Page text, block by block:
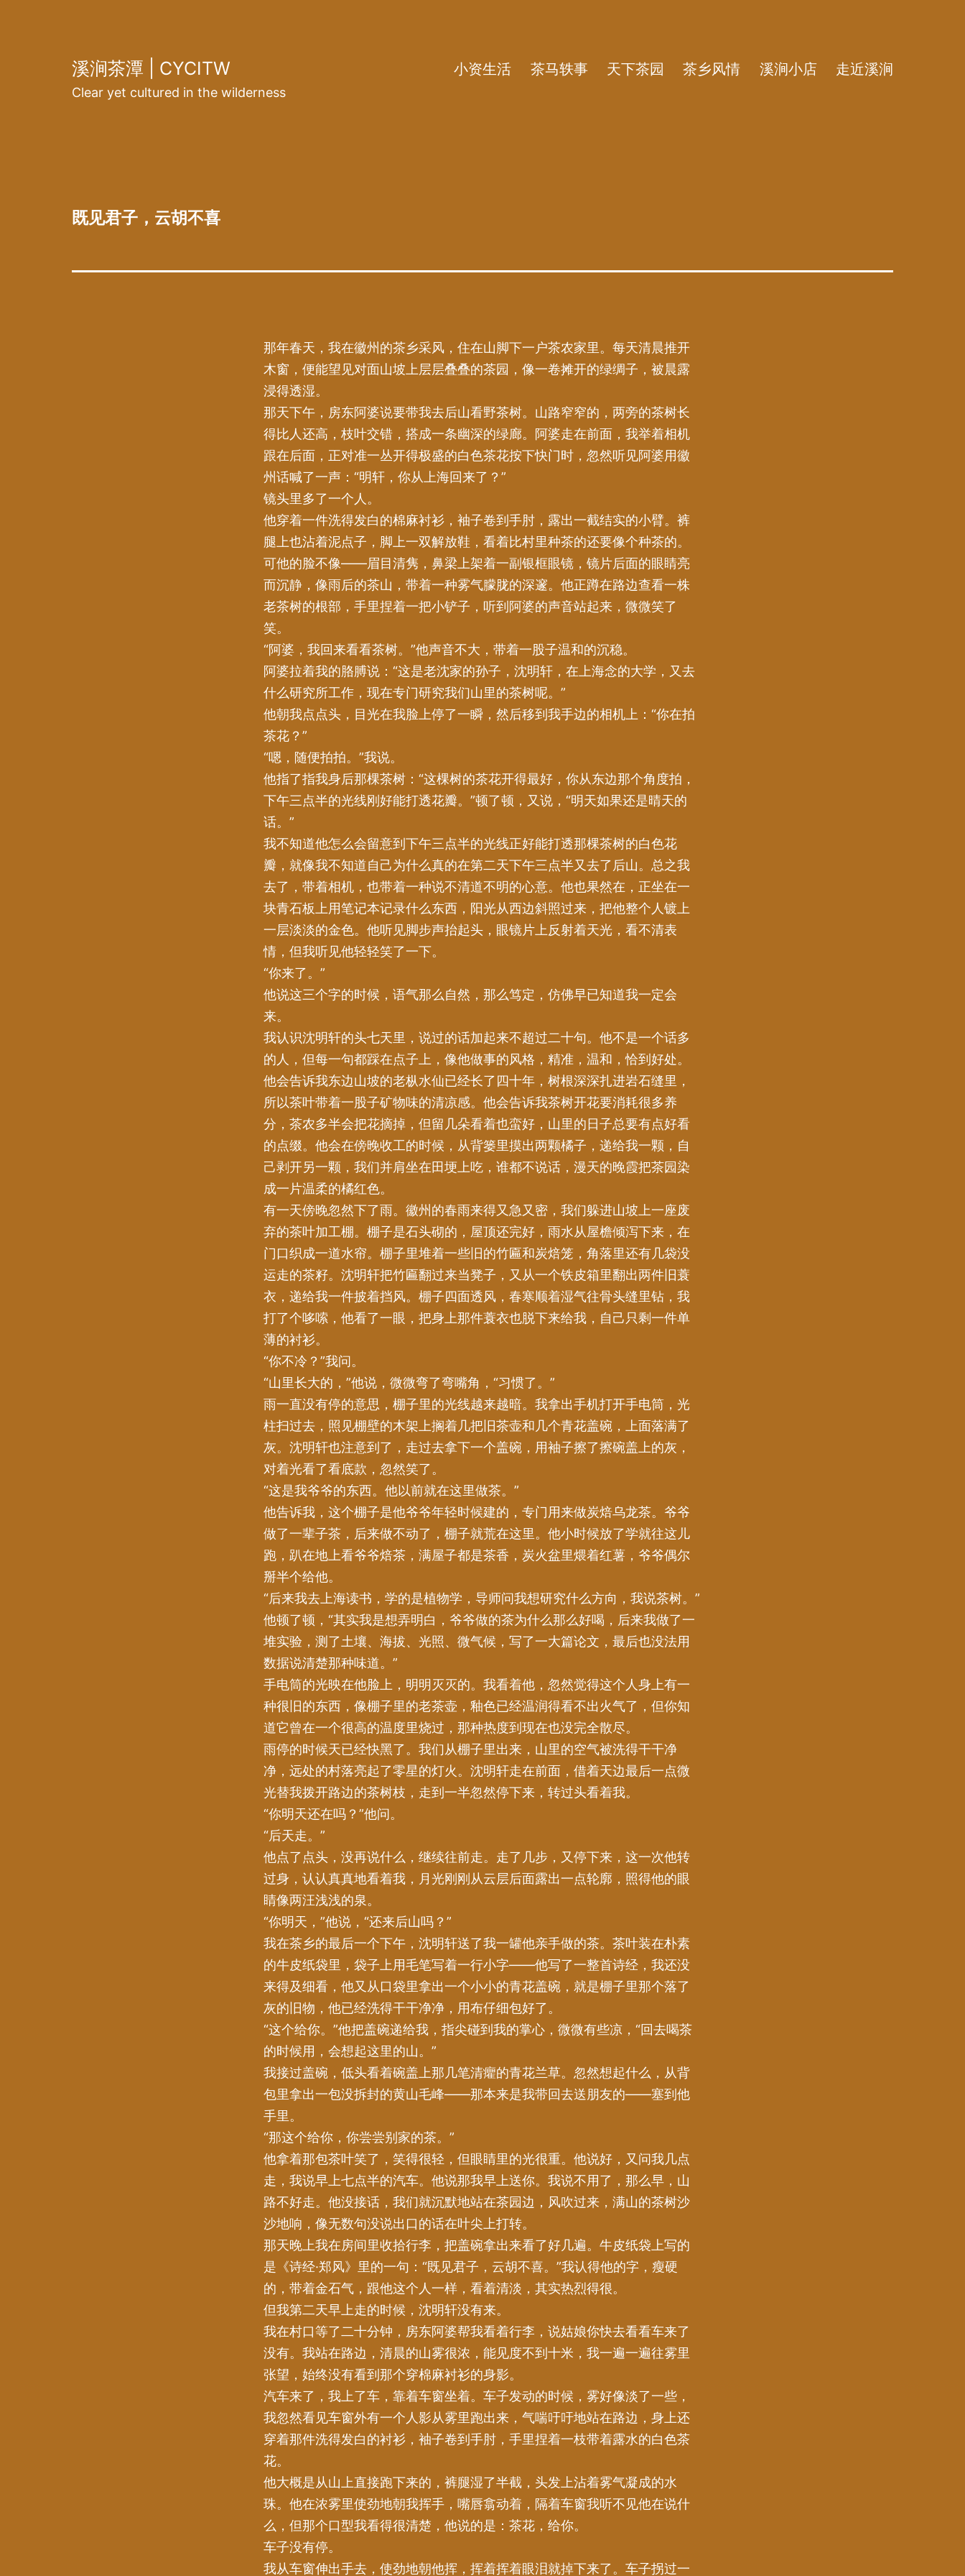
溪涧茶潭 | CYCITW
Clear yet cultured in the wilderness
小资生活 茶马轶事 天下茶园 茶乡风情 溪涧小店 走近溪涧
既见君子，云胡不喜
那年春天，我在徽州的茶乡采风，住在山脚下一户茶农家里。每天清晨推开
木窗，便能望见对面山坡上层层叠叠的茶园，像一卷摊开的绿绸子，被晨露
浸得透湿。
那天下午，房东阿婆说要带我去后山看野茶树。山路窄窄的，两旁的茶树长
得比人还高，枝叶交错，搭成一条幽深的绿廊。阿婆走在前面，我举着相机
跟在后面，正对准一丛开得极盛的白色茶花按下快门时，忽然听见阿婆用徽
州话喊了一声：“明轩，你从上海回来了？”
镜头里多了一个人。
他穿着一件洗得发白的棉麻衬衫，袖子卷到手肘，露出一截结实的小臂。裤
腿上也沾着泥点子，脚上一双解放鞋，看着比村里种茶的还要像个种茶的。
可他的脸不像——眉目清隽，鼻梁上架着一副银框眼镜，镜片后面的眼睛亮
而沉静，像雨后的茶山，带着一种雾气朦胧的深邃。他正蹲在路边查看一株
老茶树的根部，手里捏着一把小铲子，听到阿婆的声音站起来，微微笑了
笑。
“阿婆，我回来看看茶树。”他声音不大，带着一股子温和的沉稳。
阿婆拉着我的胳膊说：“这是老沈家的孙子，沈明轩，在上海念的大学，又去
什么研究所工作，现在专门研究我们山里的茶树呢。”
他朝我点点头，目光在我脸上停了一瞬，然后移到我手边的相机上：“你在拍
茶花？”
“嗯，随便拍拍。”我说。
他指了指我身后那棵茶树：“这棵树的茶花开得最好，你从东边那个角度拍，
下午三点半的光线刚好能打透花瓣。”顿了顿，又说，“明天如果还是晴天的
话。”
我不知道他怎么会留意到下午三点半的光线正好能打透那棵茶树的白色花
瓣，就像我不知道自己为什么真的在第二天下午三点半又去了后山。总之我
去了，带着相机，也带着一种说不清道不明的心意。他也果然在，正坐在一
块青石板上用笔记本记录什么东西，阳光从西边斜照过来，把他整个人镀上
一层淡淡的金色。他听见脚步声抬起头，眼镜片上反射着天光，看不清表
情，但我听见他轻轻笑了一下。
“你来了。”
他说这三个字的时候，语气那么自然，那么笃定，仿佛早已知道我一定会
来。
我认识沈明轩的头七天里，说过的话加起来不超过二十句。他不是一个话多
的人，但每一句都踩在点子上，像他做事的风格，精准，温和，恰到好处。
他会告诉我东边山坡的老枞水仙已经长了四十年，树根深深扎进岩石缝里，
所以茶叶带着一股子矿物味的清凉感。他会告诉我茶树开花要消耗很多养
分，茶农多半会把花摘掉，但留几朵看着也蛮好，山里的日子总要有点好看
的点缀。他会在傍晚收工的时候，从背篓里摸出两颗橘子，递给我一颗，自
己剥开另一颗，我们并肩坐在田埂上吃，谁都不说话，漫天的晚霞把茶园染
成一片温柔的橘红色。
有一天傍晚忽然下了雨。徽州的春雨来得又急又密，我们躲进山坡上一座废
弃的茶叶加工棚。棚子是石头砌的，屋顶还完好，雨水从屋檐倾泻下来，在
门口织成一道水帘。棚子里堆着一些旧的竹匾和炭焙笼，角落里还有几袋没
运走的茶籽。沈明轩把竹匾翻过来当凳子，又从一个铁皮箱里翻出两件旧蓑
衣，递给我一件披着挡风。棚子四面透风，春寒顺着湿气往骨头缝里钻，我
打了个哆嗦，他看了一眼，把身上那件蓑衣也脱下来给我，自己只剩一件单
薄的衬衫。
“你不冷？”我问。
“山里长大的，”他说，微微弯了弯嘴角，“习惯了。”
雨一直没有停的意思，棚子里的光线越来越暗。我拿出手机打开手电筒，光
柱扫过去，照见棚壁的木架上搁着几把旧茶壶和几个青花盖碗，上面落满了
灰。沈明轩也注意到了，走过去拿下一个盖碗，用袖子擦了擦碗盖上的灰，
对着光看了看底款，忽然笑了。
“这是我爷爷的东西。他以前就在这里做茶。”
他告诉我，这个棚子是他爷爷年轻时候建的，专门用来做炭焙乌龙茶。爷爷
做了一辈子茶，后来做不动了，棚子就荒在这里。他小时候放了学就往这儿
跑，趴在地上看爷爷焙茶，满屋子都是茶香，炭火盆里煨着红薯，爷爷偶尔
掰半个给他。
“后来我去上海读书，学的是植物学，导师问我想研究什么方向，我说茶树。”
他顿了顿，“其实我是想弄明白，爷爷做的茶为什么那么好喝，后来我做了一
堆实验，测了土壤、海拔、光照、微气候，写了一大篇论文，最后也没法用
数据说清楚那种味道。”
手电筒的光映在他脸上，明明灭灭的。我看着他，忽然觉得这个人身上有一
种很旧的东西，像棚子里的老茶壶，釉色已经温润得看不出火气了，但你知
道它曾在一个很高的温度里烧过，那种热度到现在也没完全散尽。
雨停的时候天已经快黑了。我们从棚子里出来，山里的空气被洗得干干净
净，远处的村落亮起了零星的灯火。沈明轩走在前面，借着天边最后一点微
光替我拨开路边的茶树枝，走到一半忽然停下来，转过头看着我。
“你明天还在吗？”他问。
“后天走。”
他点了点头，没再说什么，继续往前走。走了几步，又停下来，这一次他转
过身，认认真真地看着我，月光刚刚从云层后面露出一点轮廓，照得他的眼
睛像两汪浅浅的泉。
“你明天，”他说，“还来后山吗？”
我在茶乡的最后一个下午，沈明轩送了我一罐他亲手做的茶。茶叶装在朴素
的牛皮纸袋里，袋子上用毛笔写着一行小字——他写了一整首诗经，我还没
来得及细看，他又从口袋里拿出一个小小的青花盖碗，就是棚子里那个落了
灰的旧物，他已经洗得干干净净，用布仔细包好了。
“这个给你。”他把盖碗递给我，指尖碰到我的掌心，微微有些凉，“回去喝茶
的时候用，会想起这里的山。”
我接过盖碗，低头看着碗盖上那几笔清癯的青花兰草。忽然想起什么，从背
包里拿出一包没拆封的黄山毛峰——那本来是我带回去送朋友的——塞到他
手里。
“那这个给你，你尝尝别家的茶。”
他拿着那包茶叶笑了，笑得很轻，但眼睛里的光很重。他说好，又问我几点
走，我说早上七点半的汽车。他说那我早上送你。我说不用了，那么早，山
路不好走。他没接话，我们就沉默地站在茶园边，风吹过来，满山的茶树沙
沙地响，像无数句没说出口的话在叶尖上打转。
那天晚上我在房间里收拾行李，把盖碗拿出来看了好几遍。牛皮纸袋上写的
是《诗经·郑风》里的一句：“既见君子，云胡不喜。”我认得他的字，瘦硬
的，带着金石气，跟他这个人一样，看着清淡，其实热烈得很。
但我第二天早上走的时候，沈明轩没有来。
我在村口等了二十分钟，房东阿婆帮我看着行李，说姑娘你快去看看车来了
没有。我站在路边，清晨的山雾很浓，能见度不到十米，我一遍一遍往雾里
张望，始终没有看到那个穿棉麻衬衫的身影。
汽车来了，我上了车，靠着车窗坐着。车子发动的时候，雾好像淡了一些，
我忽然看见车窗外有一个人影从雾里跑出来，气喘吁吁地站在路边，身上还
穿着那件洗得发白的衬衫，袖子卷到手肘，手里捏着一枝带着露水的白色茶
花。
他大概是从山上直接跑下来的，裤腿湿了半截，头发上沾着雾气凝成的水
珠。他在浓雾里使劲地朝我挥手，嘴唇翕动着，隔着车窗我听不见他在说什
么，但那个口型我看得很清楚，他说的是：茶花，给你。
车子没有停。
我从车窗伸出手去，使劲地朝他挥，挥着挥着眼泪就掉下来了。车子拐过一